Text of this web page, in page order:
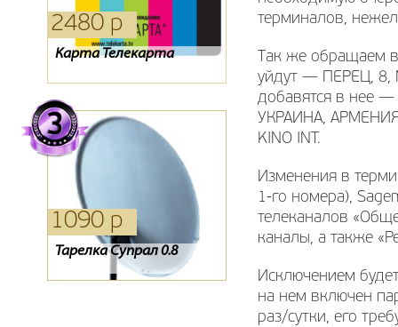
2480 р
Карта Телекарта
280 р
Пульт RC41I-T2-02
720 р
Тарелка Супрал 0.55 м
1090 р
Тарелка Супрал 0.8
390 р
Конвертор спутниковый
1640 р
D-COLOR 1002HD mini
терминалов,
Так же обращаем
уйдут — ПЕРЕЦ, 8,
добавятся в нее
УКРАИНА,
KINO INT.
Изменения в
1-го номера),
телеканалов
каналы, а также
Исключением
на нем включен
раз/сутки, его